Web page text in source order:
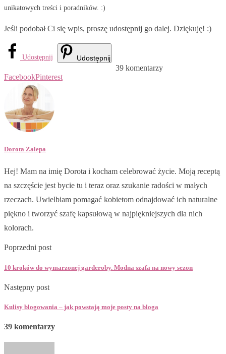
unikatowych treści i poradników. :)
Jeśli podobał Ci się wpis, proszę udostępnij go dalej. Dziękuję! :)
Udostępnij Udostępnij
39 komentarzy
FacebookPinterest
Dorota Zalepa
Hej! Mam na imię Dorota i kocham celebrować życie. Moją receptą
na szczęście jest bycie tu i teraz oraz szukanie radości w małych
rzeczach. Uwielbiam pomagać kobietom odnajdować ich naturalne
piękno i tworzyć szafę kapsułową w najpiękniejszych dla nich
kolorach.
Poprzedni post
10 kroków do wymarzonej garderoby. Modna szafa na nowy sezon
Następny post
Kulisy blogowania – jak powstają moje posty na bloga
39 komentarzy